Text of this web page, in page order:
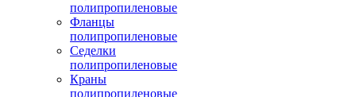
полипропиленовые
Фланцы
полипропиленовые
Седелки
полипропиленовые
Краны
полипропиленовые